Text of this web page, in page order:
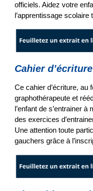
officiels. Aidez votre
l’apprentissage scolaire
Cahier
Ce cahier d’écriture, au
graphothérapeute et
l’enfant de s’entrainer
des exercices
Une attention toute
gauchers grâce à